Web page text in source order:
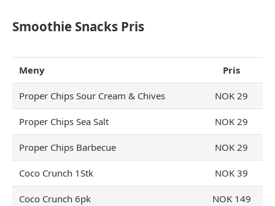
Smoothie Snacks Pris
Meny Pris
Proper Chips Sour Cream & Chives NOK 29
Proper Chips Sea Salt NOK 29
Proper Chips Barbecue NOK 29
Coco Crunch 1Stk NOK 39
Coco Crunch 6pk NOK 149